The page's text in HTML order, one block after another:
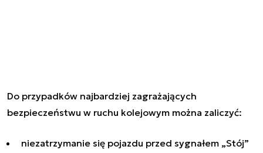
Do przypadków najbardziej zagrażających
bezpieczeństwu w ruchu kolejowym można zaliczyć:
niezatrzymanie się pojazdu przed sygnałem „Stój”